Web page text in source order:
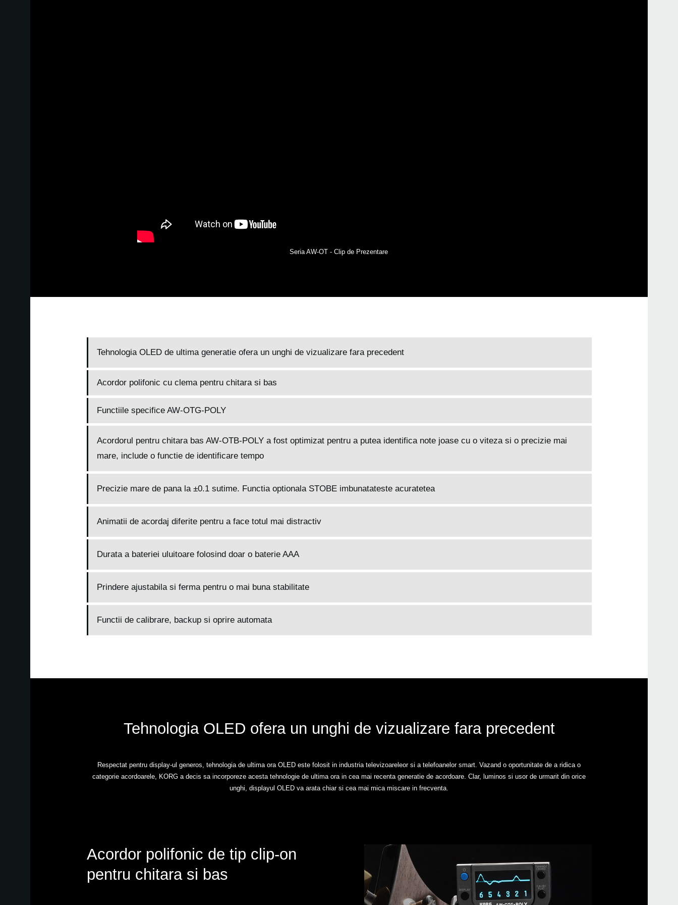
Seria AW-OT - Clip de Prezentare
Tehnologia OLED de ultima generatie ofera un unghi de vizualizare fara precedent
Acordor polifonic cu clema pentru chitara si bas
Functiile specifice AW-OTG-POLY
Acordorul pentru chitara bas AW-OTB-POLY a fost optimizat pentru a putea identifica note joase cu o viteza si o precizie mai
mare, include o functie de identificare tempo
Precizie mare de pana la ±0.1 sutime. Functia optionala STOBE imbunatateste acuratetea
Animatii de acordaj diferite pentru a face totul mai distractiv
Durata a bateriei uluitoare folosind doar o baterie AAA
Prindere ajustabila si ferma pentru o mai buna stabilitate
Functii de calibrare, backup si oprire automata
Tehnologia OLED ofera un unghi de vizualizare fara precedent
Respectat pentru display-ul generos, tehnologia de ultima ora OLED este folosit in industria televizoareleor si a telefoanelor smart. Vazand o oportunitate de a ridica o
categorie acordoarele, KORG a decis sa incorporeze acesta tehnologie de ultima ora in cea mai recenta generatie de acordoare. Clar, luminos si usor de urmarit din orice
unghi, displayul OLED va arata chiar si cea mai mica miscare in frecventa.
Acordor polifonic de tip clip-on
pentru chitara si bas